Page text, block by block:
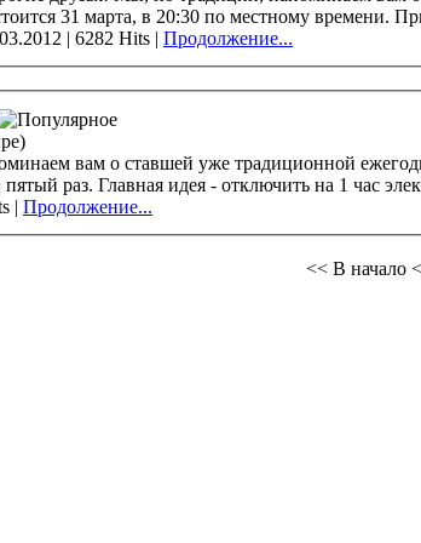
состоится
29.03.2012 | 6282 Hits | Продолжение...
раз. Главная идея - отключить на 1 час
18.03.2011 | 60135 Hits | Продолжение...
<< В начало